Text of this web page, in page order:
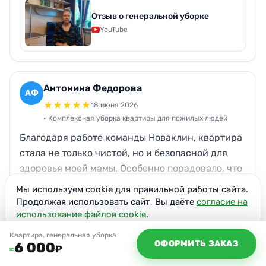
Квартира, генеральная уборка
≈6 000₽ ОФОРМИТЬ ЗАКАЗ
после 4 часов вечера девушки приехали и очень
быстро, оперативно убрали всю квартиру.
Очень тщательно! Мне всё понравилось, потому
ждала гостей, поэтому так срочно нужна была
помощь. При необходимости обращусь ещё в
компанию Нова.
Отзыв о генеральной уборке
YouTube
АФ Антонина Федорова
★★★★★18 июня 2026
• Комплексная уборка квартиры для пожилых людей
Благодаря работе команды Новаклин, квартира
стала не только чистой, но и безопасной для
здоровья моей мамы. Особенно порадовало, что
после уборки не осталось резкого запаха химии,
что часто бывает проблемой для пожилых
людей. Без сомнений, я буду рекомендовать
Нова своим друзьям и знакомым, особенно тем,
кто заботится о комфорте своих пожилых
Читать полностью
ДВ Дмитрий Витальевич
★★
27 июля 2026
• Генеральная уборка квартиры с питомцами
Мы используем cookie для правильной работы сайта.
Продолжая использовать сайт, Вы даёте согласие на
использование файлов cookie.
Согласен